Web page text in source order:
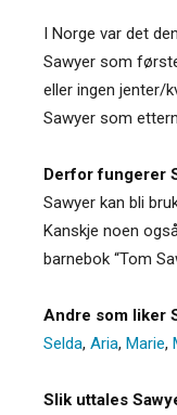
I Norge var det
Sawyer som
eller ingen jenter/
Sawyer som
Derfor fungerer
Sawyer kan bli
Kanskje noen
barnebok “Tom
Andre som liker
Selda, Aria, Marie,
Slik uttales